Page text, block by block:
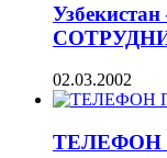
02.03.2002